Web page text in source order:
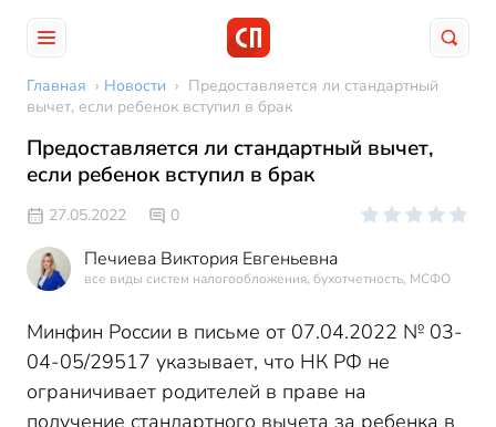
Главная › Новости › Предоставляется ли стандартный
вычет, если ребенок вступил в брак
Предоставляется ли стандартный вычет,
если ребенок вступил в брак
27.05.2022 0
Печиева Виктория Евгеньевна
все виды систем налогообложения, бухотчетность, МСФО
Минфин России в письме от 07.04.2022 № 03-
04-05/29517 указывает, что НК РФ не
ограничивает родителей в праве на
получение стандартного вычета за ребенка в